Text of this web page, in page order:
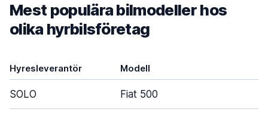
Mest populära bilmodeller hos
olika hyrbilsföretag
Hyresleverantör Modell
SOLO Fiat 500